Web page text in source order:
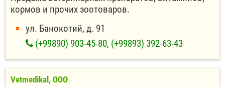
кормов и прочих зоотоваров.
ул. Банокотий, д. 91
(+99890) 903-45-80, (+99893) 392-63-43
Vetmedikal, ООО